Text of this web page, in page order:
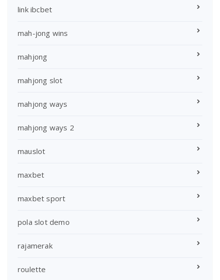
link ibcbet
mah-jong wins
mahjong
mahjong slot
mahjong ways
mahjong ways 2
mauslot
maxbet
maxbet sport
pola slot demo
rajamerak
roulette